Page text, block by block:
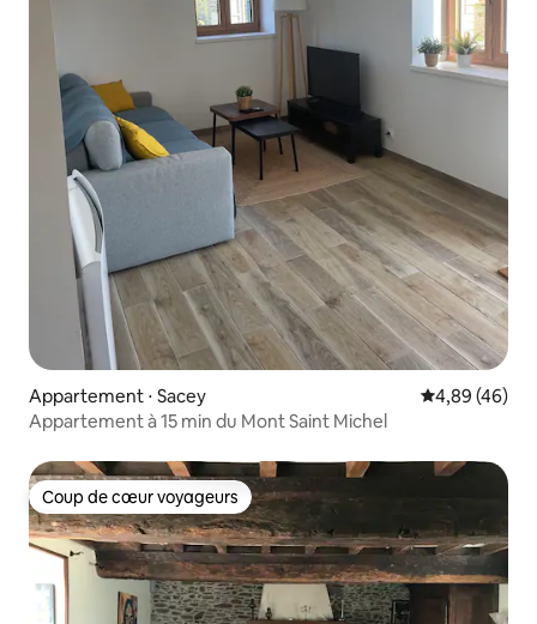
Appartement ⋅ Sacey Évaluation
4,89 (46)
Appartement à 15 min du Mont Saint Michel
Coup de cœur voyageurs
Coup de cœur voyageurs